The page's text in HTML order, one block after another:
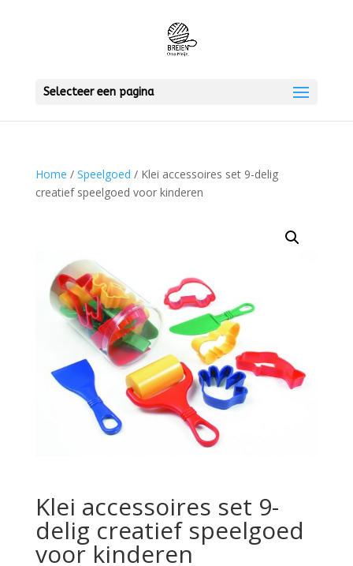
Selecteer een pagina
Home / Speelgoed / Klei accessoires set 9-delig
creatief speelgoed voor kinderen
Klei accessoires set 9-
delig creatief speelgoed
voor kinderen